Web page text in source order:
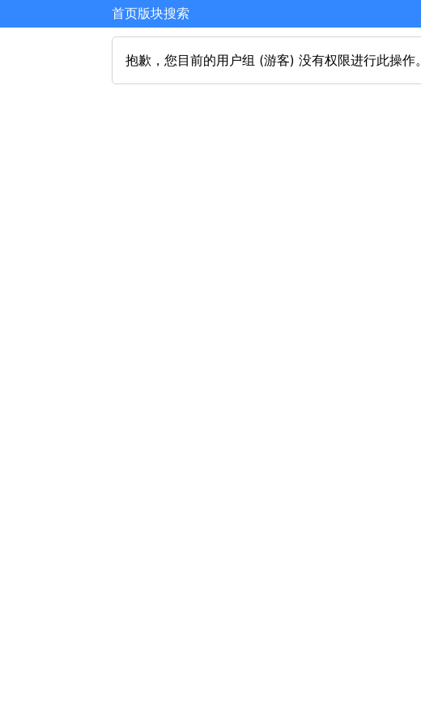
首页版块搜索
抱歉，您目前的用户组 (游客) 没有权限进行此操作。